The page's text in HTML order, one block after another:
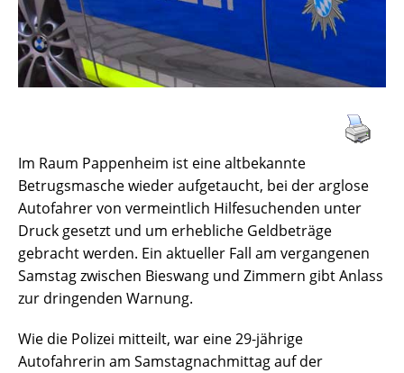
Im Raum Pappenheim ist eine altbekannte
Betrugsmasche wieder aufgetaucht, bei der arglose
Autofahrer von vermeintlich Hilfesuchenden unter
Druck gesetzt und um erhebliche Geldbeträge
gebracht werden. Ein aktueller Fall am vergangenen
Samstag zwischen Bieswang und Zimmern gibt Anlass
zur dringenden Warnung.
Wie die Polizei mitteilt, war eine 29-jährige
Autofahrerin am Samstagnachmittag auf der